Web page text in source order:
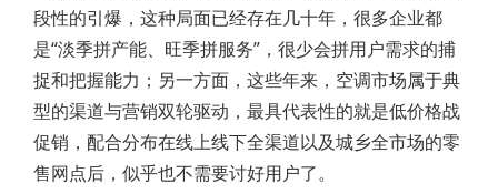
段性的引爆，这种局面已经存在几十年，很多企业都
是“淡季拼产能、旺季拼服务”，很少会拼用户需求的捕
捉和把握能力；另一方面，这些年来，空调市场属于典
型的渠道与营销双轮驱动，最具代表性的就是低价格战
促销，配合分布在线上线下全渠道以及城乡全市场的零
售网点后，似乎也不需要讨好用户了。